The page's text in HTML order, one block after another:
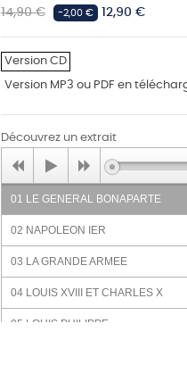
Prix
14,90 € -2,00 € Prix
12,90 €
Version CD
Version MP3 ou PDF en
Découvrez un extrait
01 LE GENERAL BONAPARTE
02 NAPOLEON IER
03 LA GRANDE ARMEE
04 LOUIS XVIII ET CHARLES X
05 LOUIS PHILIPPE